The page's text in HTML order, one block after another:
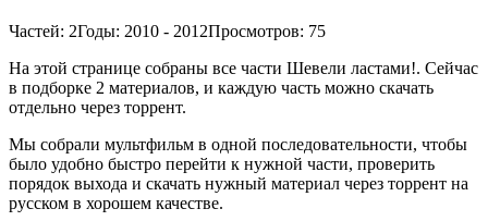
Частей: 2Годы: 2010 - 2012Просмотров: 75
На этой странице собраны все части Шевели ластами!. Сейчас
в подборке 2 материалов, и каждую часть можно скачать
отдельно через торрент.
Мы собрали мультфильм в одной последовательности, чтобы
было удобно быстро перейти к нужной части, проверить
порядок выхода и скачать нужный материал через торрент на
русском в хорошем качестве.